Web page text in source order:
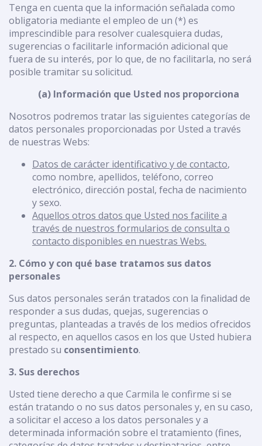
Tenga en cuenta que la información señalada como
obligatoria mediante el empleo de un (*) es
imprescindible para resolver cualesquiera dudas,
sugerencias o facilitarle información adicional que
fuera de su interés, por lo que, de no facilitarla, no será
posible tramitar su solicitud.
(a) Información que Usted nos proporciona
Nosotros podremos tratar las siguientes categorías de
datos personales proporcionadas por Usted a través
de nuestras Webs:
Datos de carácter identificativo y de contacto,
como nombre, apellidos, teléfono, correo
electrónico, dirección postal, fecha de nacimiento
y sexo.
Aquellos otros datos que Usted nos facilite a
través de nuestros formularios de consulta o
contacto disponibles en nuestras Webs.
2. Cómo y con qué base tratamos sus datos
personales
Sus datos personales serán tratados con la finalidad de
responder a sus dudas, quejas, sugerencias o
preguntas, planteadas a través de los medios ofrecidos
al respecto, en aquellos casos en los que Usted hubiera
prestado su consentimiento.
3. Sus derechos
Usted tiene derecho a que Carmila le confirme si se
están tratando o no sus datos personales y, en su caso,
a solicitar el acceso a los datos personales y a
determinada información sobre el tratamiento (fines,